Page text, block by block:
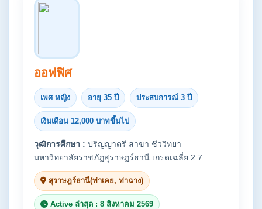
ออฟฟิศ
เพศ หญิง อายุ 35 ปี ประสบการณ์ 3 ปี
เงินเดือน 12,000 บาทขึ้นไป
วุฒิการศึกษา : ปริญญาตรี สาขา ชีววิทยา
มหาวิทยาลัยราชภัฎสุราษฎร์ธานี เกรดเฉลี่ย 2.7
สุราษฎร์ธานี(ท่าเคย, ท่าฉาง)
Active ล่าสุด : 8 สิงหาคม 2569